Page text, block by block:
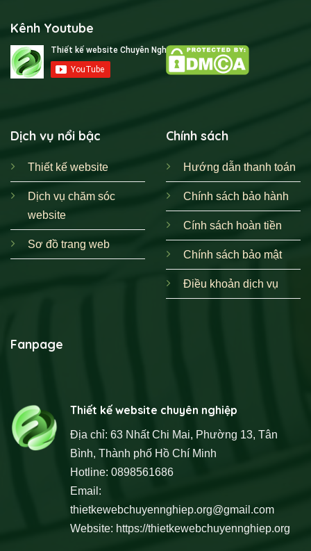
Kênh Youtube
Dịch vụ nổi bậc
Thiết kế website
Dịch vụ chăm sóc
website
Sơ đồ trang web
Chính sách
Hướng dẫn thanh toán
Chính sách bảo hành
Cính sách hoàn tiền
Chính sách bảo mật
Điều khoản dịch vụ
Fanpage
Thiết kế website chuyên nghiệp
Địa chỉ: 63 Nhất Chi Mai, Phường 13, Tân
Bình, Thành phố Hồ Chí Minh
Hotline: 0898561686
Email:
thietkewebchuyennghiep.org@gmail.com
Website: https://thietkewebchuyennghiep.org